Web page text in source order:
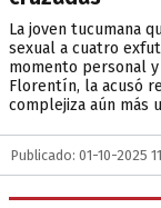
La joven tucumana
sexual a cuatro
momento personal
Florentín, la acusó
complejiza aún más
Publicado: 01-10-2025